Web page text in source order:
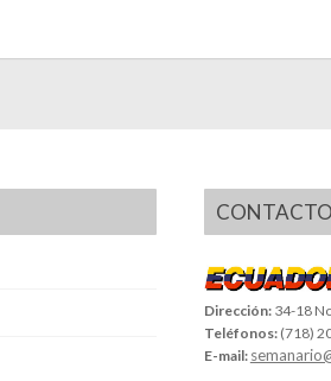
CONTACTO
Dirección: 34-18
Teléfonos: (718)
E-mail: